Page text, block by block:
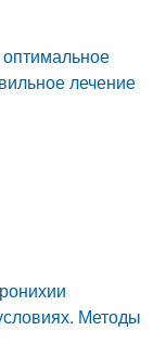
лечение
Методы